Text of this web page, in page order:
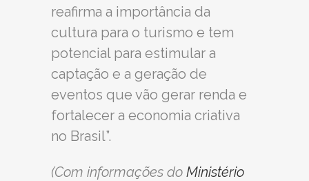
reafirma a importância da
cultura para o turismo e tem
potencial para estimular a
captação e a geração de
eventos que vão gerar renda e
fortalecer a economia criativa
no Brasil”.
(Com informações do Ministério